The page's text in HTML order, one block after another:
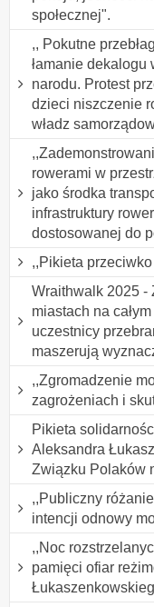
społecznej".
,, Pokutne
łamanie
narodu. Protest
dzieci niszczenie
władz
rowerami w
jako środka
infrastruktury
dostosowanej do
,,Pikieta przeciwko
Wraithwalk 2025 -
miastach na
uczestnicy
maszerują
,,Zgromadzenie
zagrożeniach i
Pikieta
Aleksandra
Związku Polaków
,,Publiczny
intencji odnowy
,,Noc
pamięci ofiar